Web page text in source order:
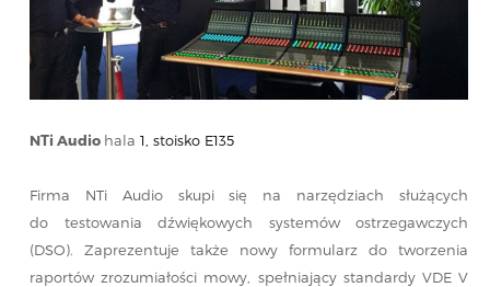
NTi Audio hala 1, stoisko E135
Firma NTi Audio skupi się na narzędziach służących
do testowania dźwiękowych systemów ostrzegawczych
(DSO). Zaprezentuje także nowy formularz do tworzenia
raportów zrozumiałości mowy, spełniający standardy VDE V